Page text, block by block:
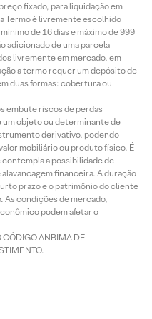
fixado, para liquidação em
Termo é livremente escolhido
de 16 dias e máximo de 999
adicionado de uma parcela
livremente em mercado, em
a termo requer um depósito de
duas formas: cobertura ou
embute riscos de perdas
objeto ou determinante de
derivativo, podendo
mobiliário ou produto físico. É
a possibilidade de
financeira. A duração
prazo e o patrimônio do cliente
As condições de mercado,
podem afetar o
CÓDIGO ANBIMA DE